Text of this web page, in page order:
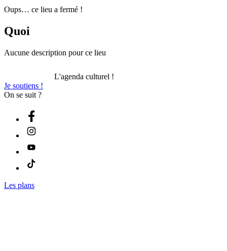
Oups… ce lieu a fermé !
Quoi
Aucune description pour ce lieu
L'agenda culturel !
Je soutiens !
On se suit ?
Les plans